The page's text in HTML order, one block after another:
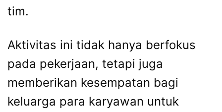
tim.
Aktivitas ini tidak hanya berfokus
pada pekerjaan, tetapi juga
memberikan kesempatan bagi
keluarga para karyawan untuk